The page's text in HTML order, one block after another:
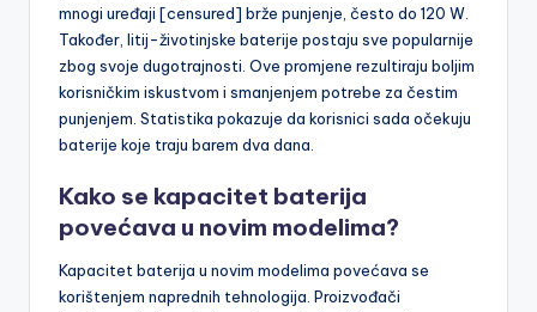
mnogi uređaji [censured] brže punjenje, često do 120 W.
Također, litij-životinjske baterije postaju sve popularnije
zbog svoje dugotrajnosti. Ove promjene rezultiraju boljim
korisničkim iskustvom i smanjenjem potrebe za čestim
punjenjem. Statistika pokazuje da korisnici sada očekuju
baterije koje traju barem dva dana.
Kako se kapacitet baterija
povećava u novim modelima?
Kapacitet baterija u novim modelima povećava se
korištenjem naprednih tehnologija. Proizvođači